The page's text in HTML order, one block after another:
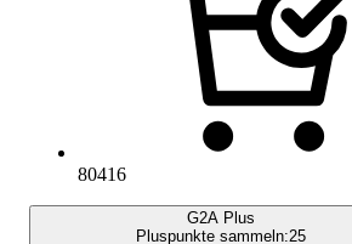
80416
G2A Plus
Pluspunkte sammeln:25